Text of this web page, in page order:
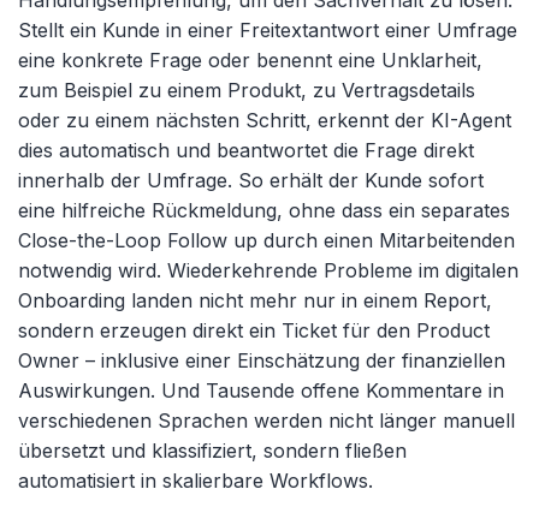
Stellt ein Kunde in einer Freitextantwort einer Umfrage
eine konkrete Frage oder benennt eine Unklarheit,
zum Beispiel zu einem Produkt, zu Vertragsdetails
oder zu einem nächsten Schritt, erkennt der KI-Agent
dies automatisch und beantwortet die Frage direkt
innerhalb der Umfrage. So erhält der Kunde sofort
eine hilfreiche Rückmeldung, ohne dass ein separates
Close-the-Loop Follow up durch einen Mitarbeitenden
notwendig wird. Wiederkehrende Probleme im digitalen
Onboarding landen nicht mehr nur in einem Report,
sondern erzeugen direkt ein Ticket für den Product
Owner – inklusive einer Einschätzung der finanziellen
Auswirkungen. Und Tausende offene Kommentare in
verschiedenen Sprachen werden nicht länger manuell
übersetzt und klassifiziert, sondern fließen
automatisiert in skalierbare Workflows.